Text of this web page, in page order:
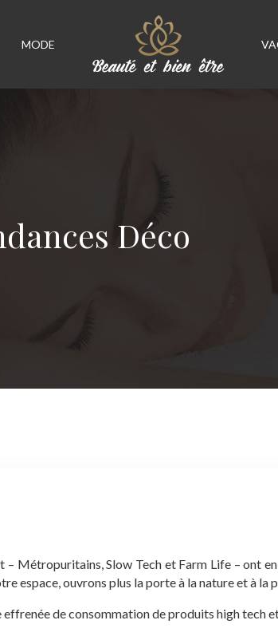
MODE
Déco
Métropuritains, Slow Tech et Farm Life – ont
espace, ouvrons plus la porte à la nature et à la
de consommation de produits high tech